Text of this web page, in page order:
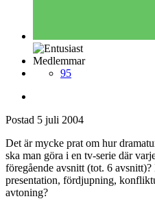
Medlemmar
95
Postad 5 juli 2004
Det är mycke prat om hur
ska man göra i en tv-serie där
föregående avsnitt (tot. 6
presentation, fördjupning,
avtoning?